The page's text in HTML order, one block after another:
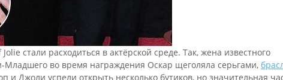
стали расходиться в актёрской среде. Так, жена известного
Младшего во время награждения Оскар щеголяла серьгами,
и Джоли успели открыть несколько бутиков, но значительная